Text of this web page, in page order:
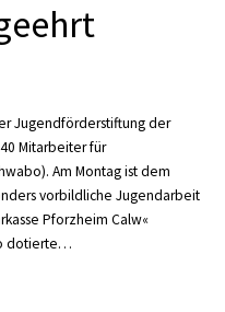
Jugendförderstiftung der
Mitarbeiter für
Am Montag ist dem
vorbildliche Jugendarbeit
Pforzheim Calw«
dotierte…